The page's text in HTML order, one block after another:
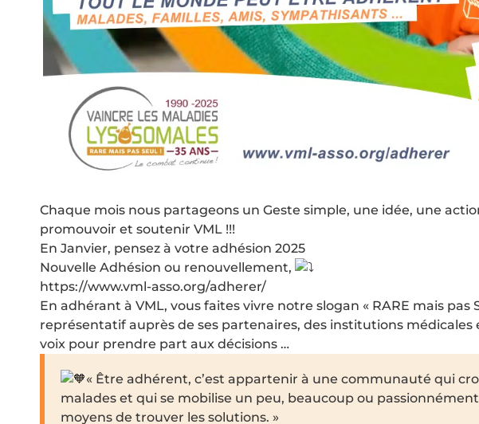
Chaque mois nous partageons un Geste simple, une idée, une
promouvoir et soutenir VML !!!
En Janvier, pensez à votre adhésion 2025
Nouvelle Adhésion ou renouvellement,
https://www.vml-asso.org/adherer/
En adhérant à VML, vous faites vivre notre slogan « RARE mais pas
représentatif auprès de ses partenaires, des institutions médicales
voix pour prendre part aux décisions …
« Être adhérent, c’est appartenir à une communauté qui
malades et qui se mobilise un peu, beaucoup ou
moyens de trouver les solutions. »